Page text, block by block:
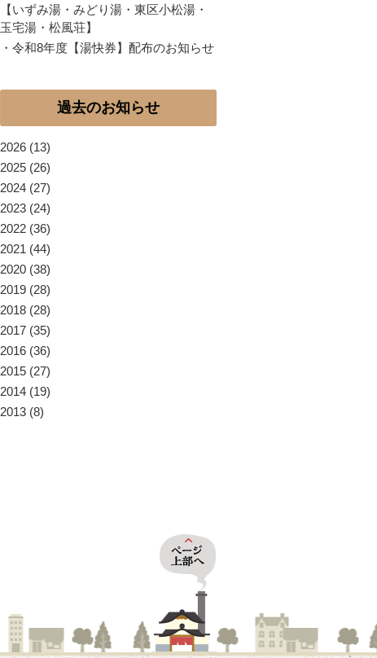
【いずみ湯・みどり湯・東区小松湯・
玉宅湯・松風荘】
・ 令和8年度【湯快券】配布のお知らせ
過去のお知らせ
2026 (13)
2025 (26)
2024 (27)
2023 (24)
2022 (36)
2021 (44)
2020 (38)
2019 (28)
2018 (28)
2017 (35)
2016 (36)
2015 (27)
2014 (19)
2013 (8)